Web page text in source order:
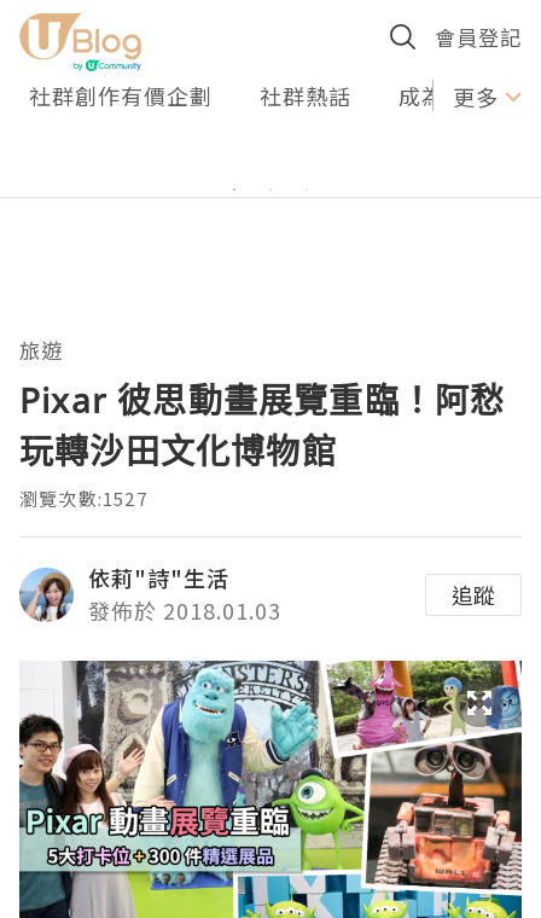
會員登記
社群創作有價企劃 社群熱話 成為U更多
旅遊
Pixar 彼思動畫展覽重臨！阿愁
玩轉沙田文化博物館
瀏覽次數:1527
依莉"詩"生活
發佈於 2018.01.03
追蹤